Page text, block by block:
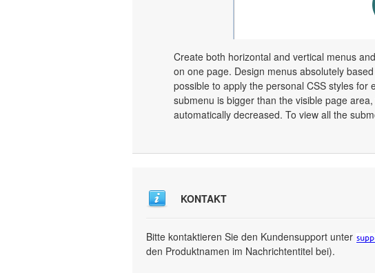
Create both horizontal and vertical menus
on one page. Design menus absolutely
possible to apply the personal CSS styles
submenu is bigger than the visible page
automatically decreased. To view all the
KONTAKT
Bitte kontaktieren Sie den Kundensupport unter
den Produktnamen im Nachrichtentitel bei).